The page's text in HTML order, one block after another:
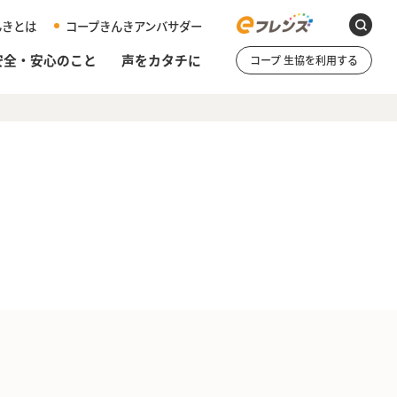
とは コープきんきアンバサダー
・安心のこと 声をカタチに コープ 生協を利用する